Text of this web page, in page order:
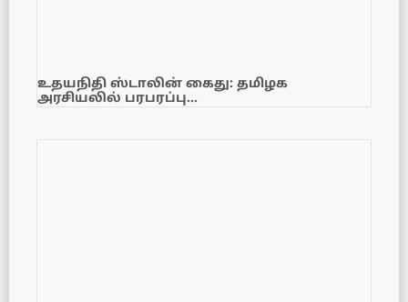
உதயநிதி ஸ்டாலின் கைது: தமிழக
அரசியலில் பரபரப்பு…